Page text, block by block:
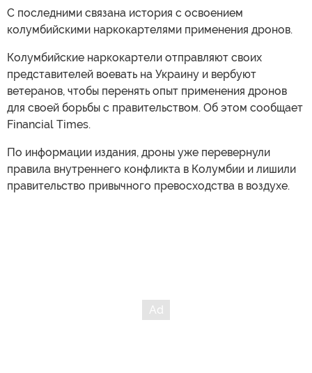
С последними связана история с освоением
колумбийскими наркокартелями применения дронов.
Колумбийские наркокартели отправляют своих
представителей воевать на Украину и вербуют
ветеранов, чтобы перенять опыт применения дронов
для своей борьбы с правительством. Об этом сообщает
Financial Times.
По информации издания, дроны уже перевернули
правила внутреннего конфликта в Колумбии и лишили
правительство привычного превосходства в воздухе.